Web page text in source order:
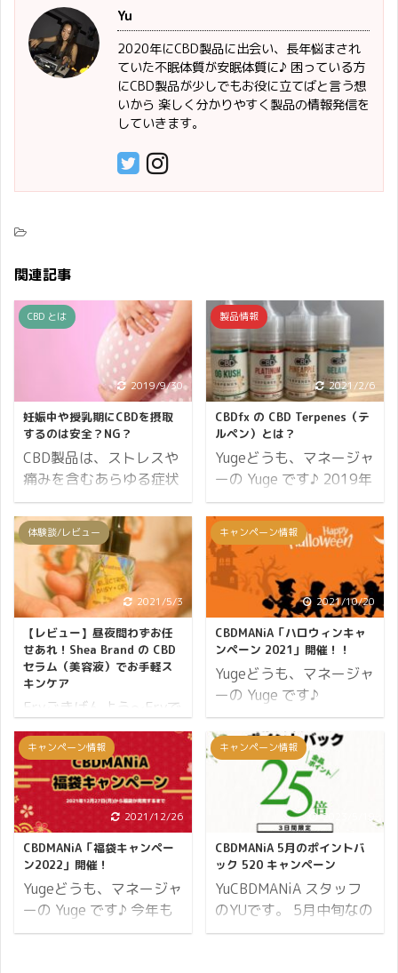
Yu
2020年にCBD製品に出会い、長年悩まされ
ていた不眠体質が安眠体質に♪ 困っている方
にCBD製品が少しでもお役に立てばと言う想
いから 楽しく分かりやすく製品の情報発信を
していきます。
関連記事
CBD とは
2019/9/30
妊娠中や授乳期にCBDを摂取
するのは安全？NG？
CBD製品は、ストレスや
痛みを含むあらゆる症状
を感じている人々に愛用
されています。うつ病な
どの気分障害からてんか
んやニキビを含む肌トラ
ブルなど、さまざまな症
状を期待することができ
るCBDですが、妊娠中や
授乳中の女性にとっても
安全なのでしょうか？ こ
の記事では、妊娠中や授
乳中の女性が辛い症状を
感じている時の緩和ケア
のために、CBD製品を使
用することが本当に安全
かどうか調べました。 ご
自身やご家族、お友達な
どあなたの大切な人の妊
娠や授乳時に参考にして
いただくための記事とな
ります。 妊娠中のCBDの
製品情報
2021/2/6
CBDfx の CBD Terpenes（テ
ルペン）とは？
Yugeどうも、マネージャ
ーの Yuge です♪ 2019年
もっとも知名度を上げた
CBDメーカーといっても
過言ではない「CBDfx」
ですが、CBDMANiA では
CBD オイル、CBD バー
ム、CBD グミなど多数の
CBD 製品を取り扱ってい
ます。 そして今回
CBDMANiA のラインナッ
プに加わるのが
Terpenes（テルペン）が
含まれた CBD リキッド
です。 CBDfx のテルペ
ンオイルは CBD リキッ
ドである CBDfx のオフ
ィシャルサイトを見てみ
ると「CBD Terpenes Oi
...
体験談/レビュー
2021/5/3
【レビュー】昼夜問わずお任
せあれ！Shea Brand の CBD
セラム（美容液）でお手軽ス
キンケア
Eryごきげんよう～Eryで
す★ Shea BrandのCBDセ
ラムが気になって使用し
てみました。 このCBDセ
ラムは昼も夜も使える美
容液なので、化粧水の後
に数滴塗れば普段よりも
お肌の調子がワンランク
UPすること間違いなし！
お部屋に一本置いてある
だけで、なんだかおしゃ
キャンペーン情報
2021/10/20
CBDMANiA「ハロウィンキャ
ンペーン 2021」開催！！
Yugeどうも、マネージャ
ーの Yuge です♪
CBDMANiA は今年も「ハ
ロウィンキャンペーン」
を開催します。 キャンペ
ーンの概要はこちら ↯
ポイント10倍 必ずもら
えるプレゼント レビュー
ポイント5倍（2,500ポ
イント） それではハロウ
ィンキャンペーン 2021
の詳細をお伝えします。
開催期間 11日間開催
キャンペーン情報
2021/12/26
CBDMANiA「福袋キャンペー
ン2022」開催！
Yugeどうも、マネージャ
ーの Yuge です♪ 今年も
福袋を販売します。
キャンペーン情報
2023/5/19
CBDMANiA 5月のポイントバ
ック 520 キャンペーン
YuCBDMANiA スタッフ
のYUです。 5月中旬なの
に、全国で暑い日が続き